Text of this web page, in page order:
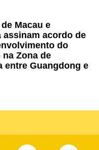
Macau e
assinam acordo de
do
Zona de
entre Guangdong e